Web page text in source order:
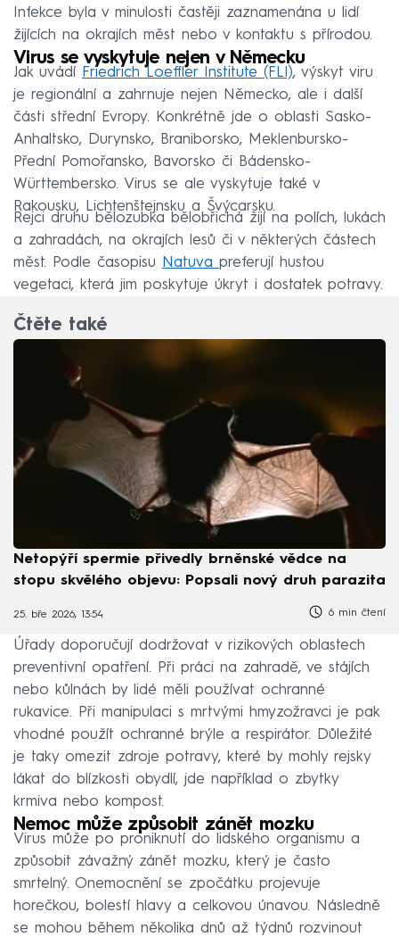
Infekce byla v minulosti častěji zaznamenána u lidí
žijících na okrajích měst nebo v kontaktu s přírodou.
Virus se vyskytuje nejen v Německu
Jak uvádí Friedrich Loeffler Institute (FLI), výskyt viru
je regionální a zahrnuje nejen Německo, ale i další
části střední Evropy. Konkrétně jde o oblasti Sasko-
Anhaltsko, Durynsko, Braniborsko, Meklenbursko-
Přední Pomořansko, Bavorsko či Bádensko-
Württembersko. Virus se ale vyskytuje také v
Rakousku, Lichtenštejnsku a Švýcarsku.
Rejci druhu bělozubka bělobřichá žijí na polích, lukách
a zahradách, na okrajích lesů či v některých částech
měst. Podle časopisu Natuva preferují hustou
vegetaci, která jim poskytuje úkryt i dostatek potravy.
Čtěte také
Netopýří spermie přivedly brněnské vědce na
stopu skvělého objevu: Popsali nový druh parazita
25. bře 2026, 13:54 6 min čtení
Úřady doporučují dodržovat v rizikových oblastech
preventivní opatření. Při práci na zahradě, ve stájích
nebo kůlnách by lidé měli používat ochranné
rukavice. Při manipulaci s mrtvými hmyzožravci je pak
vhodné použít ochranné brýle a respirátor. Důležité
je taky omezit zdroje potravy, které by mohly rejsky
lákat do blízkosti obydlí, jde například o zbytky
krmiva nebo kompost.
Nemoc může způsobit zánět mozku
Virus může po proniknutí do lidského organismu a
způsobit závažný zánět mozku, který je často
smrtelný. Onemocnění se zpočátku projevuje
horečkou, bolestí hlavy a celkovou únavou. Následně
se mohou během několika dnů až týdnů rozvinout